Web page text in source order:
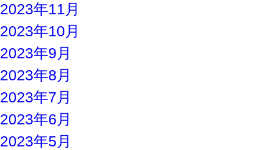
2023年11月
2023年10月
2023年9月
2023年8月
2023年7月
2023年6月
2023年5月